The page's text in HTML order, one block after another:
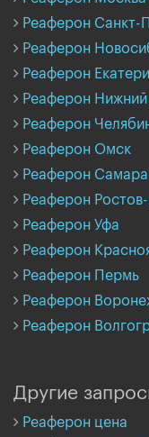
Реаферон Санкт-
Реаферон
Реаферон
Реаферон
Реаферон
Реаферон Омск
Реаферон Самара
Реаферон
Реаферон Уфа
Реаферон
Реаферон Пермь
Реаферон
Реаферон
Другие
Реаферон цена